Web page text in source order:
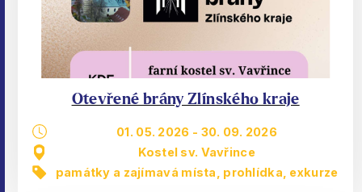
Otevřené brány Zlínského kraje
01. 05. 2026 - 30. 09. 2026
Kostel sv. Vavřince
památky a zajímavá místa
prohlídka, exkurze